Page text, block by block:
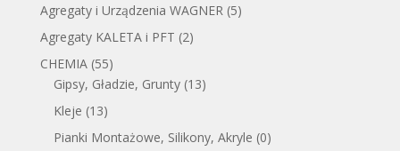
Agregaty i Urządzenia WAGNER (5)
Agregaty KALETA i PFT (2)
CHEMIA (55)
Gipsy, Gładzie, Grunty (13)
Kleje (13)
Pianki Montażowe, Silikony, Akryle (0)